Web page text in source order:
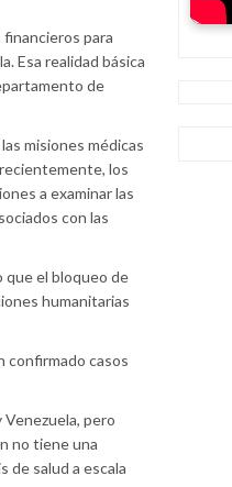
financieros para
Esa realidad básica
de
misiones médicas
los
a examinar las
con las
que el bloqueo de
humanitarias
confirmado casos
Venezuela, pero
no tiene una
de salud a escala